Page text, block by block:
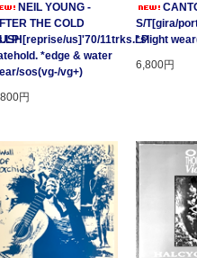
NEIL YOUNG -
THE COLD
us]'70/11trks.LP
*edge & water
sos(vg-/vg+)
円
S/T[gira/
*slight
6,800円